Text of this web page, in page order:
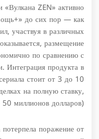
«Вулкана ZEN» активно
до сих пор — как
участвуя в различных
размещение
по сравнению с
Интеграция продукта в
стоит от 3 до 10
на полную ставку,
миллионов долларов).
поражение от